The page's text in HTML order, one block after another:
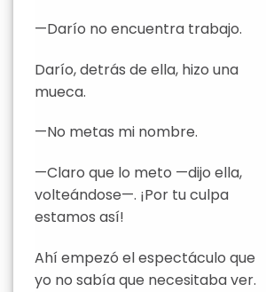
—Darío no encuentra trabajo.
Darío, detrás de ella, hizo una
mueca.
—No metas mi nombre.
—Claro que lo meto —dijo ella,
volteándose—. ¡Por tu culpa
estamos así!
Ahí empezó el espectáculo que
yo no sabía que necesitaba ver.